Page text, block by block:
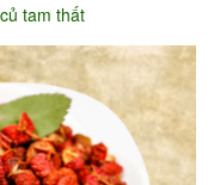
tam thất